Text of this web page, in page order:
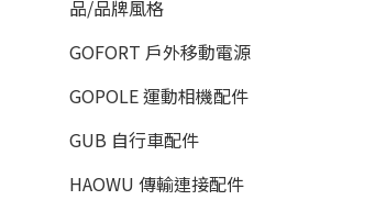
品/品牌風格
GOFORT 戶外移動電源
GOPOLE 運動相機配件
GUB 自行車配件
HAOWU 傳輸連接配件